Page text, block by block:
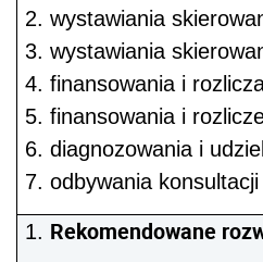
wystawiania
wystawiania
finansowania i
finansowania i
diagnozowania i
odbywania
Rekomendowane